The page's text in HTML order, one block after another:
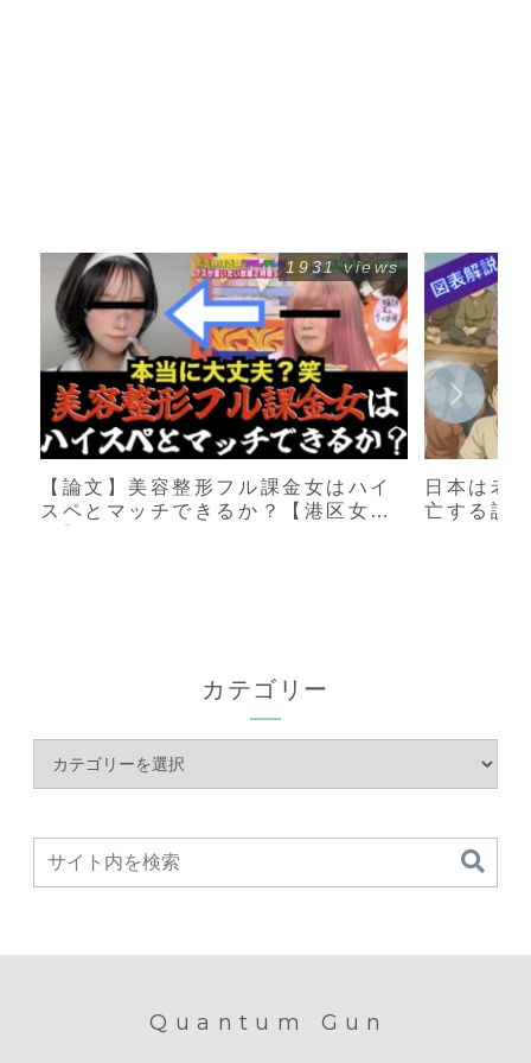
【論文】美容整形フル課金女はハイ
スペとマッチできるか？【港区女
1931 views
日本は老
亡する説
カテゴリー
Quantum Gun